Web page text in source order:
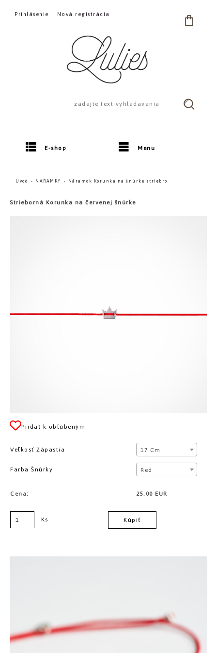
Prihlásenie Nová registrácia
E-shop Menu
Úvod NÁRAMKY Náramok Korunka na šnúrke striebro
Strieborná Korunka na červenej šnúrke
Pridať k obľúbeným
Veľkosť Zápästia 17 Cm
Farba Šnúrky Red
Cena: 25,00 EUR
Ks